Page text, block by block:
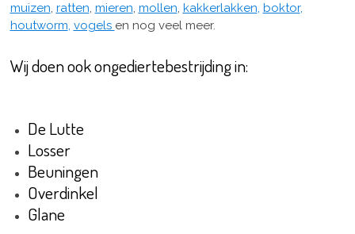
muizen, ratten, mieren, mollen, kakkerlakken, boktor,
houtworm, vogels en nog veel meer.
Wij doen ook ongediertebestrijding in:
De Lutte
Losser
Beuningen
Overdinkel
Glane